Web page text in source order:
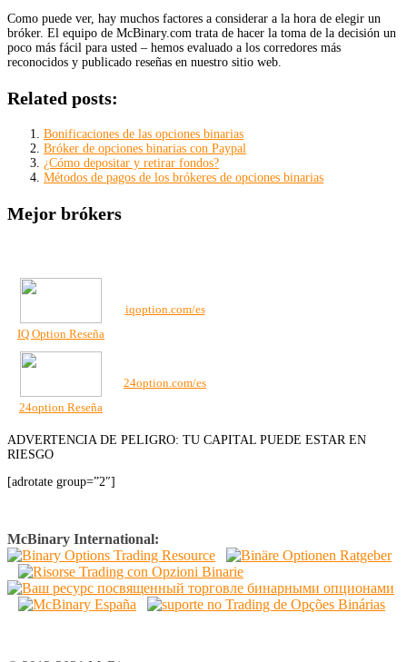
Como puede ver, hay muchos factores a considerar a la hora de elegir un
bróker. El equipo de McBinary.com trata de hacer la toma de la decisión un
poco más fácil para usted – hemos evaluado a los corredores más
reconocidos y publicado reseñas en nuestro sitio web.
Related posts:
Bonificaciones de las opciones binarias
Bróker de opciones binarias con Paypal
¿Cómo depositar y retirar fondos?
Métodos de pagos de los brókeres de opciones binarias
Mejor brókers
IQ Option Reseña
iqoption.com/es
24option Reseña
24option.com/es
ADVERTENCIA DE PELIGRO: TU CAPITAL PUEDE ESTAR EN
RIESGO
[adrotate group=”2″]
McBinary International: